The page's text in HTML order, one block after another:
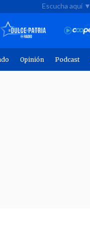
Escucha aquí ▼
Opinión Podcast